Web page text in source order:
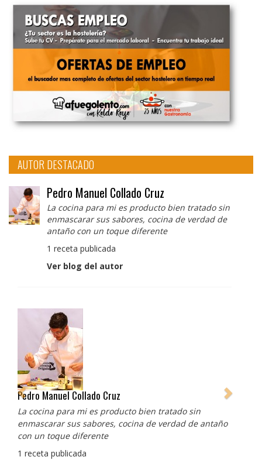
AUTOR DESTACADO
Pedro Manuel Collado Cruz
La cocina para mi es producto bien tratado sin
enmascarar sus sabores, cocina de verdad de
antaño con un toque diferente
1 receta publicada
Ver blog del autor
Albert Adrià
Redes sociales:
https://www.instagram.com/enigma_albertadria/
https://www.instagram.com/albertadriaprojects/
3 recetas publicadas